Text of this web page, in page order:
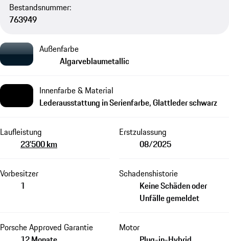
Bestandsnummer:
763949
Außenfarbe
Algarveblaumetallic
Innenfarbe & Material
Lederausstattung in Serienfarbe, Glattleder schwarz
Laufleistung
23'500 km
Erstzulassung
08/2025
Vorbesitzer
1
Schadenshistorie
Keine Schäden oder
Unfälle gemeldet
Porsche Approved Garantie
Motor